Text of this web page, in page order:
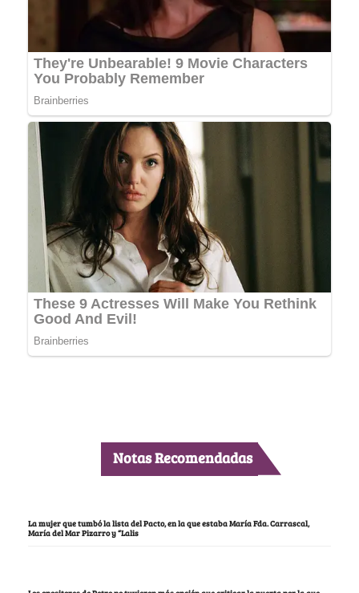
Notas Recomendadas
La mujer que tumbó la lista del Pacto, en la que estaba María Fda. Carrascal,
María del Mar Pizarro y “Lalis